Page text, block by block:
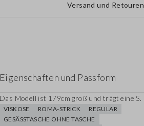
Versand und Retouren
Eigenschaften und Passform
Das Modell ist 179cm groß und trägt eine S.
VISKOSE ROMA-STRICK
REGULAR
GESÄSSTASCHE OHNE TASCHE